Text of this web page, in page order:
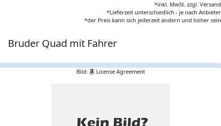
*inkl. MwSt. zzgl. Versand
*Lieferzeit unterschiedlich - je nach Anbieter
*der Preis kann sich jederzeit ändern und höher sein
Bruder Quad mit Fahrer
Bild: License Agreement